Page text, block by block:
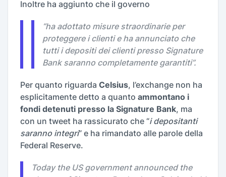
Inoltre ha aggiunto che il governo
“ha adottato misure straordinarie per
proteggere i clienti e ha annunciato che
tutti i depositi dei clienti presso Signature
Bank saranno completamente garantiti”.
Per quanto riguarda Celsius, l’exchange non ha
esplicitamente detto a quanto ammontano i
fondi detenuti presso la Signature Bank, ma
con un tweet ha rassicurato che “i depositanti
saranno integri” e ha rimandato alle parole della
Federal Reserve.
Today the US government announced the